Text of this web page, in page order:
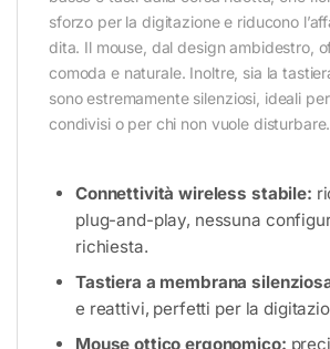
sforzo per la digitazione e riducono
dita. Il mouse, dal design ambidestro,
comoda e naturale. Inoltre, sia la
sono estremamente silenziosi, ideali
condivisi o per chi non vuole disturbare.
Connettività wireless stabile:
plug-and-play, nessuna
richiesta.
Tastiera a membrana
e reattivi, perfetti per la
Mouse ottico ergonomico: